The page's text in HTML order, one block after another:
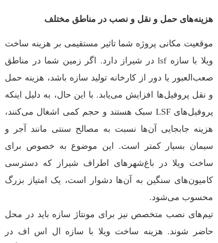
هزینه‌های حمل و نقل و نصب در مناطق مختلف
موقعیت مکانی پروژه شما تاثیر مستقیمی بر هزینه ساخت
ویلا با سازه lsf در شیراز دارد. اگر زمین شما در مناطق
صعب‌العبور یا دور از کارخانه تولید سازه باشد، هزینه حمل
و نقل پروفیل‌ها افزایش می‌یابد. با این حال، به دلیل اینکه
پروفیل‌های LSF سبک هستند و حجم کمی اشغال می‌کنند،
هزینه جابجایی آن‌ها نسبت به مصالح سنتی مانند آجر و
سیمان بسیار کمتر است. این موضوع به خصوص برای
ساخت ویلا در باغ‌شهرهای اطراف شیراز که دسترسی
کامیون‌های سنگین به آن‌ها دشوار است، یک امتیاز بزرگ
محسوب می‌شود.
تیم‌های نصب متخصص نیز برای مونتاژ سازه باید در محل
حاضر شوند. هزینه ساخت ویلا با سازه ال اس اف در